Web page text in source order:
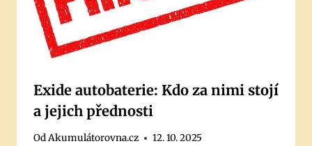
Exide autobaterie: Kdo za nimi stojí
a jejich přednosti
OdAkumulátorovna.cz 12. 10. 2025